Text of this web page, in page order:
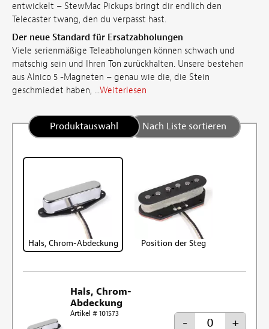
entwickelt – StewMac Pickups bringt dir endlich den
Telecaster twang, den du verpasst hast.
Der neue Standard für Ersatzabholungen
Viele serienmäßige Teleabholungen können schwach und
matschig sein und Ihren Ton zurückhalten. Unsere bestehen
aus Alnico 5 -Magneten – genau wie die, die Stein
geschmiedet haben, ...Weiterlesen
Produktauswahl Nach Liste sortieren
Hals, Chrom-Abdeckung Position der Steg
Hals, Chrom-
Abdeckung
Artikel # 101573
- +